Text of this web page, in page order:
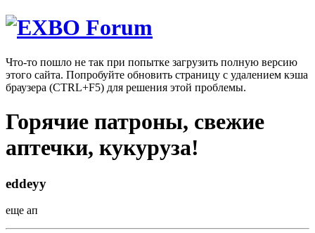
Что-то пошло не так при попытке загрузить полную версию
этого сайта. Попробуйте обновить страницу с удалением кэша
браузера (CTRL+F5) для решения этой проблемы.
Горячие патроны, свежие
аптечки, кукуруза!
eddeyy
еще ап